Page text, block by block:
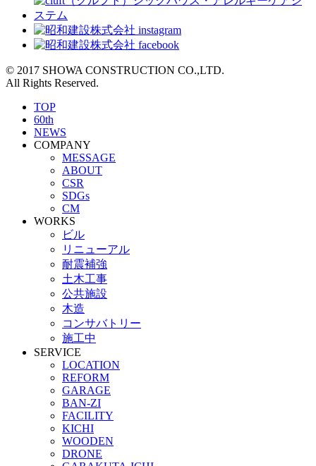
© 2017 SHOWA CONSTRUCTION CO.,LTD.
All Rights Reserved.
TOP
60th
NEWS
COMPANY
MESSAGE
ABOUT
CSR
SDGs
CM
WORKS
ビル
リニューアル
耐震補強
土木工事
公共施設
木造
コンサバトリー
施工中
SERVICE
LOCATION
REFORM
GARAGE
BAN-ZI
FACILITY
KICHI
WOODEN
DRONE